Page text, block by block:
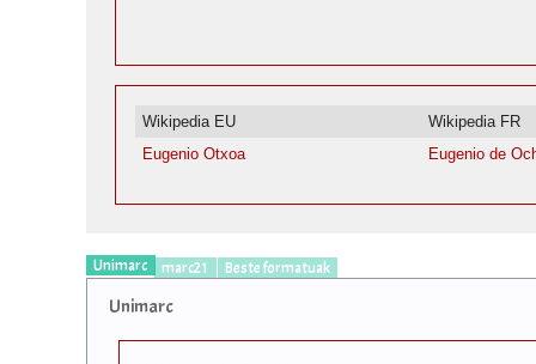
Wikipedia EU Wikipedia FR
Eugenio Otxoa
Eugenio de
Unimarc marc21 Beste formatuak
Unimarc